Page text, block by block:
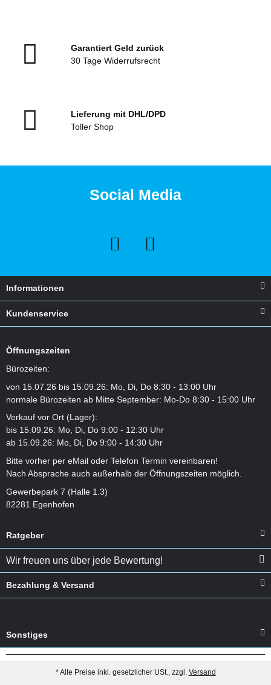
Garantiert Geld zurück
30 Tage Widerrufsrecht
Lieferung mit DHL/DPD
Toller Shop
Social Media
Informationen
Kundenservice
Öffnungszeiten
Bürozeiten:
von 15.07.26 bis 15.09.26: Mo, Di, Do 8:30 - 13:00 Uhr
normale Bürozeiten ab Mitte September: Mo-Do 8:30 - 15:00 Uhr
Verkauf vor Ort (Lager):
bis 15.09.26: Mo, Di, Do 9:00 - 12:30 Uhr
ab 15.09.26: Mo, Di, Do 9:00 - 14:30 Uhr
Bitte vorher per eMail oder Telefon Termin vereinbaren!
Nach Absprache auch außerhalb der Öffnungszeiten möglich.
Gewerbepark 7 (Halle 1.3)
82281 Egenhofen
Ratgeber
Wir freuen uns über jede Bewertung!
Bezahlung & Versand
Sonstiges
* Alle Preise inkl. gesetzlicher USt., zzgl. Versand